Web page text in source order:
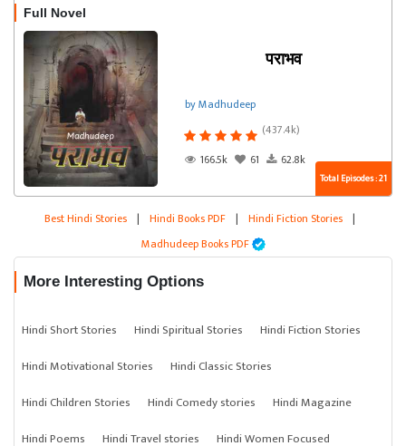
Full Novel
पराभव
by Madhudeep
(437.4k)
166.5k
61 62.8k
Total Episodes : 21
Best Hindi Stories | Hindi Books PDF | Hindi Fiction Stories |
Madhudeep Books PDF
More Interesting Options
Hindi Short Stories Hindi Spiritual Stories
Hindi Fiction Stories
Hindi Motivational Stories
Hindi Classic Stories
Hindi Children Stories
Hindi Comedy stories
Hindi Magazine
Hindi Poems
Hindi Travel stories Hindi Women Focused